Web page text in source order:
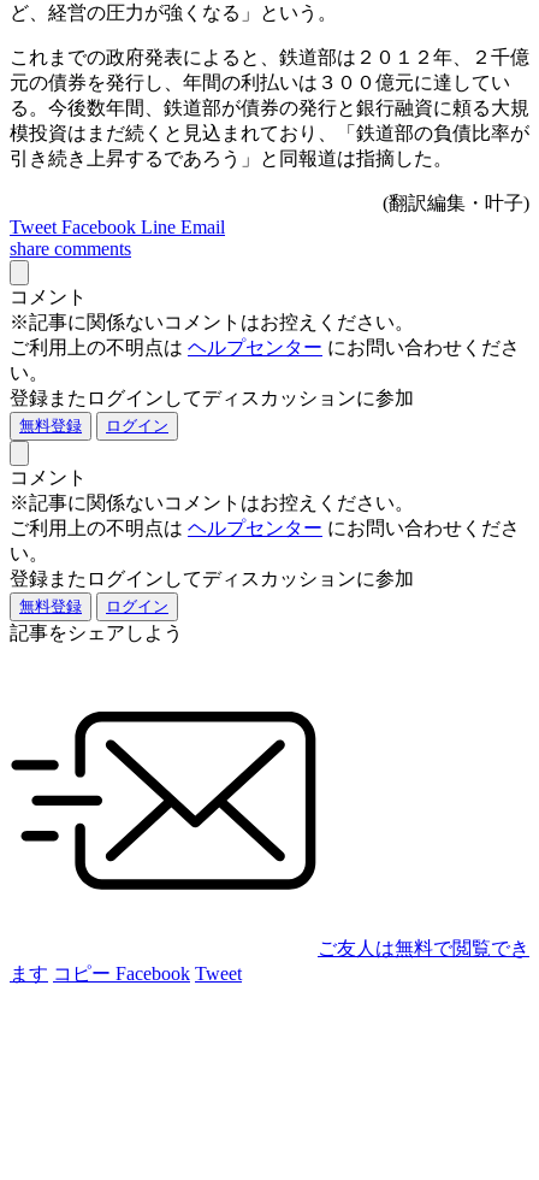
ど、経営の圧力が強くなる」という。
これまでの政府発表によると、鉄道部は２０１２年、２千億
元の債券を発行し、年間の利払いは３００億元に達してい
る。今後数年間、鉄道部が債券の発行と銀行融資に頼る大規
模投資はまだ続くと見込まれており、「鉄道部の負債比率が
引き続き上昇するであろう」と同報道は指摘した。
(翻訳編集・叶子)
Tweet Facebook Line Email
share comments
コメント
※記事に関係ないコメントはお控えください。
ご利用上の不明点は ヘルプセンター にお問い合わせくださ
い。
登録またログインしてディスカッションに参加
無料登録 ログイン
コメント
※記事に関係ないコメントはお控えください。
ご利用上の不明点は ヘルプセンター にお問い合わせくださ
い。
登録またログインしてディスカッションに参加
無料登録 ログイン
記事をシェアしよう
ご友人は無料で閲覧でき
ます コピー Facebook Tweet